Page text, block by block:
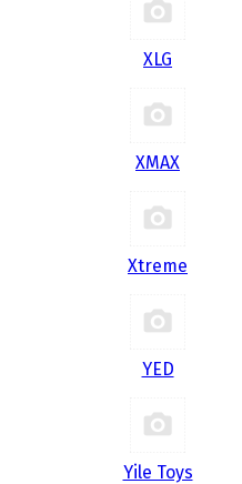
XLG
XMAX
Xtreme
YED
Yile Toys